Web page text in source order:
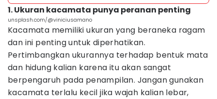
1. Ukuran kacamata punya peranan penting
unsplash.com/@viniciusamano
Kacamata memiliki ukuran yang beraneka ragam
dan ini penting untuk diperhatikan.
Pertimbangkan ukurannya terhadap bentuk mata
dan hidung kalian karena itu akan sangat
berpengaruh pada penampilan. Jangan gunakan
kacamata terlalu kecil jika wajah kalian lebar,